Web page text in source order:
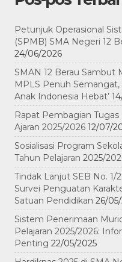
Petunjuk Operasional
(SPMB) SMA Negeri 12
24/06/2026
SMAN 12 Berau Sambut
MPLS Penuh Semangat,
Anak Indonesia Hebat’
Rapat Pembagian
Ajaran 2025/2026 12/07/
Sosialisasi Program
Tahun Pelajaran 2025/
Tindak Lanjut SEB No. 1/
Survei Penguatan
Satuan Pendidikan 26/
Sistem Penerimaan
Pelajaran 2025/2026:
Penting 22/05/2025